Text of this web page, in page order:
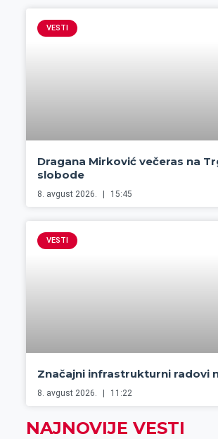
VESTI
Dragana Mirković večeras na
slobode
8. avgust 2026. 15:45
VESTI
Značajni infrastrukturni radovi
8. avgust 2026. 11:22
NAJNOVIJE VESTI